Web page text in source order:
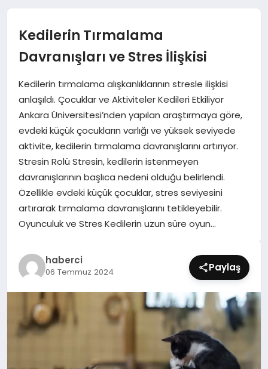
EĞITIM
EKONOMI
MAGAZIN
SAĞLIK
SIYASET
SPOR
TEKNOLOJI
Kedilerin Tırmalama
Davranışları ve Stres İlişkisi
Kedilerin tırmalama alışkanlıklarının stresle ilişkisi
anlaşıldı. Çocuklar ve Aktiviteler Kedileri Etkiliyor
Ankara Üniversitesi’nden yapılan araştırmaya göre,
evdeki küçük çocukların varlığı ve yüksek seviyede
aktivite, kedilerin tırmalama davranışlarını artırıyor.
Stresin Rolü Stresin, kedilerin istenmeyen
davranışlarının başlıca nedeni olduğu belirlendi.
Özellikle evdeki küçük çocuklar, stres seviyesini
artırarak tırmalama davranışlarını tetikleyebilir.
Oyunculuk ve Stres Kedilerin uzun süre oyun…
haberci
06 Temmuz 2024 Paylaş